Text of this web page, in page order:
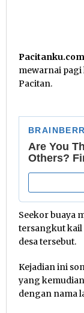
mewarnai pagi
Pacitan.
Seekor buaya
tersangkut
desa tersebut.
Kejadian ini
yang
dengan nama